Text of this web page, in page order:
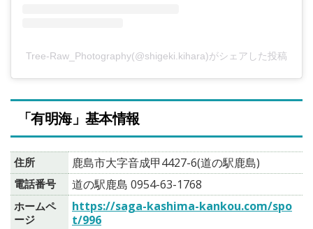
Tree-Raw_Photography(@shigeki.kihara)がシェアした投稿
「有明海」基本情報
住所 鹿島市大字音成甲4427-6(道の駅鹿島)
電話番号 道の駅鹿島 0954-63-1768
ホームペ
ージ
https://saga-kashima-kankou.com/spo
t/996